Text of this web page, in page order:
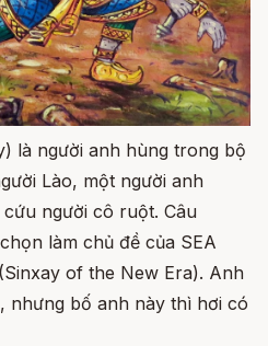
là người anh hùng trong bộ
Lào, một người anh
người cô ruột. Câu
làm chủ đề của SEA
of the New Era). Anh
nhưng bố anh này thì hơi có